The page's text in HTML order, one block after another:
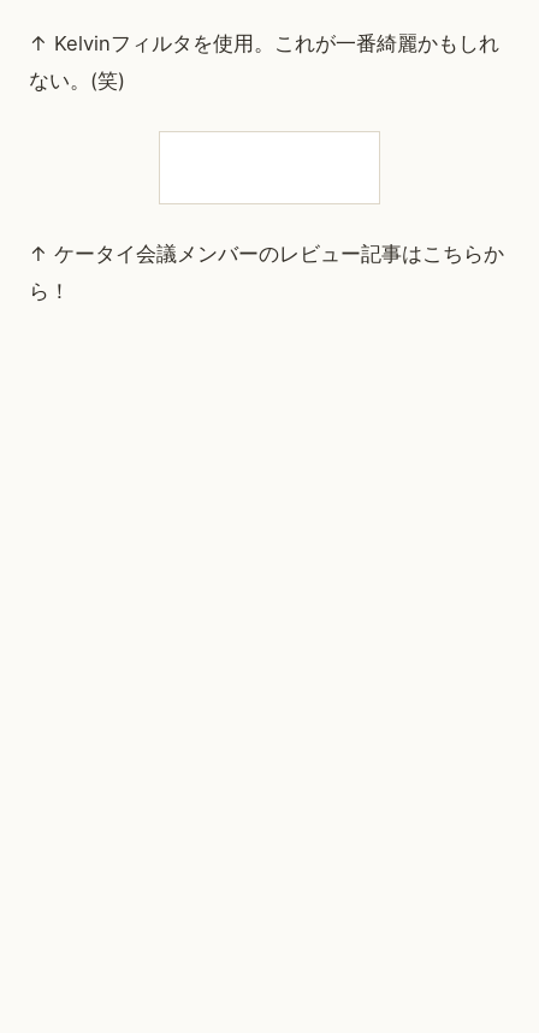
↑ Kelvinフィルタを使用。これが一番綺麗かもしれ
ない。(笑)
↑ ケータイ会議メンバーのレビュー記事はこちらか
ら！